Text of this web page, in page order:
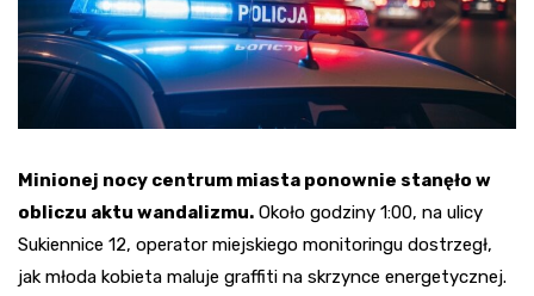
Minionej nocy centrum miasta ponownie stanęło w
obliczu aktu wandalizmu. Około godziny 1:00, na ulicy
Sukiennice 12, operator miejskiego monitoringu dostrzegł,
jak młoda kobieta maluje graffiti na skrzynce energetycznej.